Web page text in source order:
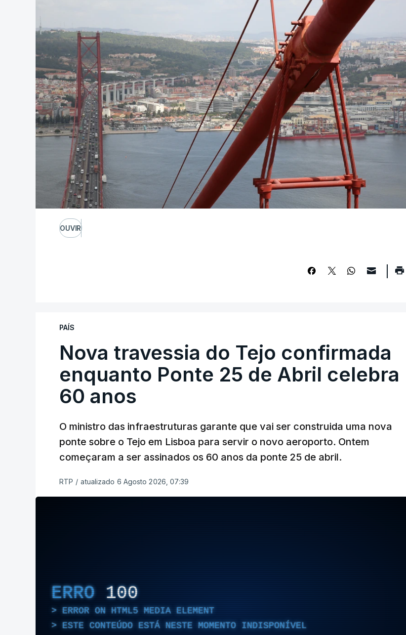
OUVIR
PAÍS
Nova travessia do Tejo confirmada
enquanto Ponte 25 de Abril celebra
60 anos
O ministro das infraestruturas garante que vai ser construida uma nova
ponte sobre o Tejo em Lisboa para servir o novo aeroporto. Ontem
começaram a ser assinados os 60 anos da ponte 25 de abril.
RTP / atualizado 6 Agosto 2026, 07:39
ERRO 100
ERROR ON HTML5 MEDIA ELEMENT
ESTE CONTEÚDO ESTÁ NESTE MOMENTO INDISPONÍVEL